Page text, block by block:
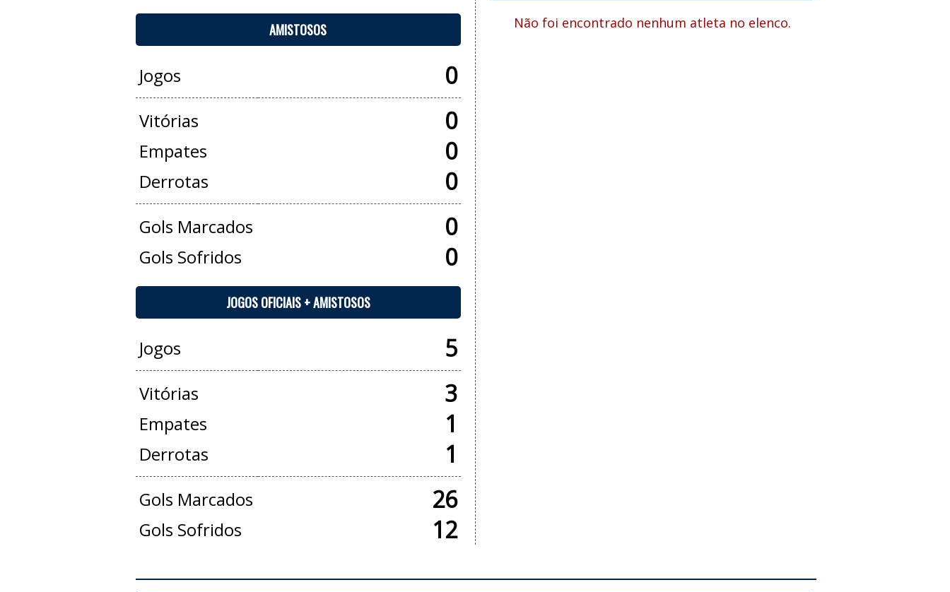
AMISTOSOS
Jogos 0
Vitórias 0
Empates 0
Derrotas 0
Gols Marcados 0
Gols Sofridos 0
JOGOS OFICIAIS + AMISTOSOS
Jogos 5
Vitórias 3
Empates 1
Derrotas 1
Gols Marcados 26
Gols Sofridos 12
Não foi encontrado nenhum atleta no elenco.